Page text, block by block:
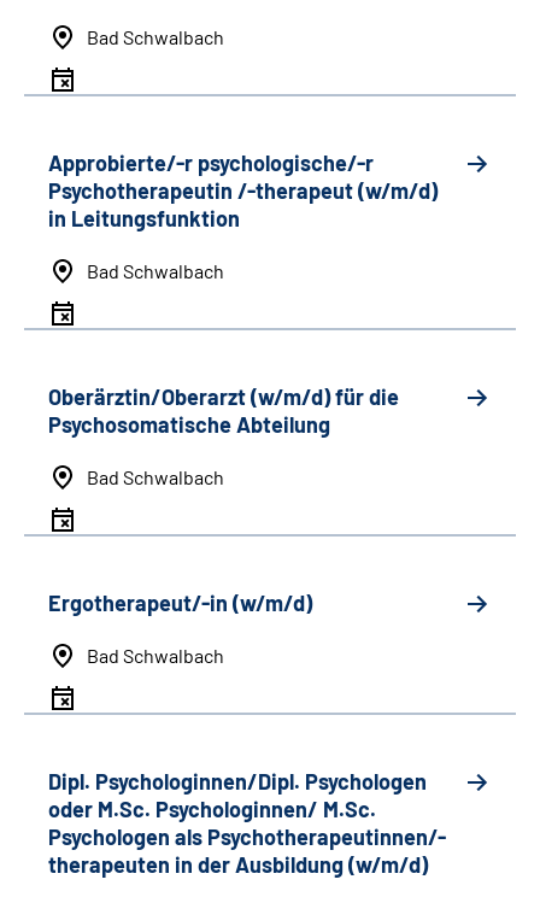
Bad Schwalbach
Approbierte/-r psychologische/-r
Psychotherapeutin /-therapeut (w/m/d)
in Leitungsfunktion
Bad Schwalbach
Oberärztin/Oberarzt (w/m/d) für die
Psychosomatische Abteilung
Bad Schwalbach
Ergotherapeut/-in (w/m/d)
Bad Schwalbach
Dipl. Psychologinnen/Dipl. Psychologen
oder M.Sc. Psychologinnen/ M.Sc.
Psychologen als Psychotherapeutinnen/-
therapeuten in der Ausbildung (w/m/d)